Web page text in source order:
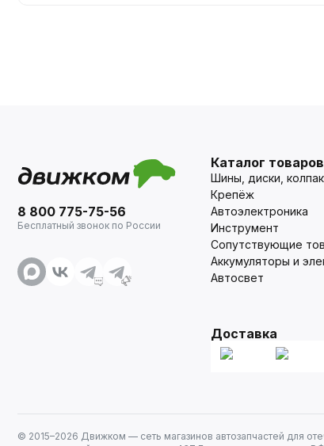
8 800 775-75-56
Бесплатный звонок по России
Каталог товаров
Шины, диски,
Крепёж
Автоэлектроника
Инструмент
Сопутствующие
Аккумуляторы и
Автосвет
Доставка
© 2015–2026 Движком — сеть магазинов автозапчастей для